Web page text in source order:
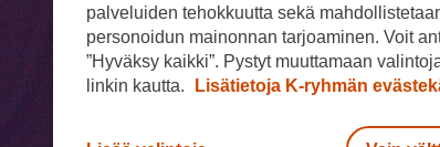
palveluiden tehokkuutta sekä
personoidun mainonnan tarjoaminen. Voit
”Hyväksy kaikki”. Pystyt muuttamaan
linkin kautta.
Lisätietoja K-ryhmän